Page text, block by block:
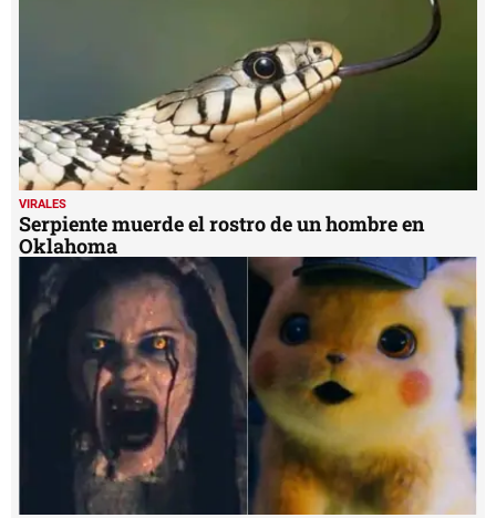
VIRALES
Serpiente muerde el rostro de un hombre en
Oklahoma